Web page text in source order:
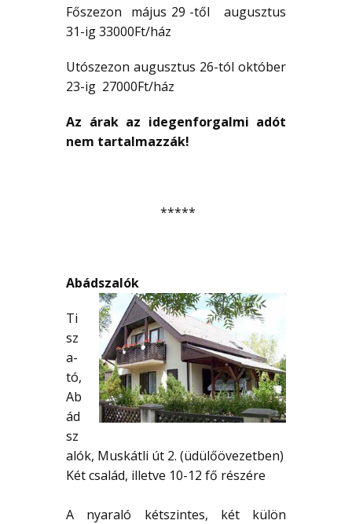
Főszezon május 29 -től augusztus
31-ig 33000Ft/ház
Utószezon augusztus 26-tól október
23-ig 27000Ft/ház
Az árak az idegenforgalmi adót
nem tartalmazzák!
*****
Abádszalók
Ti
sz
a-
tó,
Ab
ád
sz
alók, Muskátli út 2. (üdülőövezetben)
Két család, illetve 10-12 fő részére
A nyaraló kétszintes, két külön